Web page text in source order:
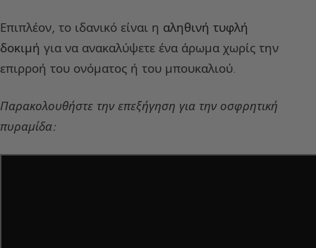
Επιπλέον, το ιδανικό είναι η αληθινή τυφλή
δοκιμή για να ανακαλύψετε ένα άρωμα χωρίς την
επιρροή του ονόματος ή του μπουκαλιού.
Παρακολουθήστε την επεξήγηση για την οσφρητική
πυραμίδα: